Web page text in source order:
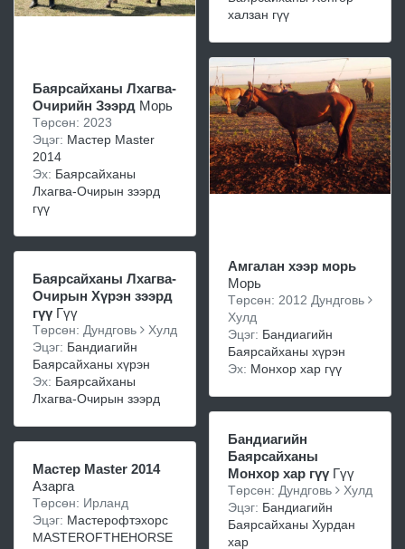
Баярсайханы Лхагва-
Очирийн Зээрд Морь
Төрсөн: 2023
Эцэг: Мастер Master
2014
Эх: Баярсайханы
Лхагва-Очирын зээрд
гүү
Баярсайханы Лхагва-
Очирын Хүрэн зээрд
гүү Гүү
Төрсөн: Дундговь
Хулд
Эцэг: Бандиагийн
Баярсайханы хүрэн
Эх: Баярсайханы
Лхагва-Очирын зээрд
Мастер Master 2014
Азарга
Төрсөн: Ирланд
Эцэг: Мастерофтэхорс
MASTEROFTHEHORSE
халзан гүү
Амгалан хээр морь
Морь
Төрсөн: 2012 Дундговь
Хулд
Эцэг: Бандиагийн
Баярсайханы хүрэн
Эх: Монхор хар гүү
Бандиагийн
Баярсайханы
Монхор хар гүү Гүү
Төрсөн: Дундговь
Хулд
Эцэг: Бандиагийн
Баярсайханы Хурдан
хар